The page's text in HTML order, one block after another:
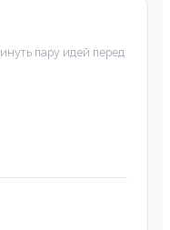
пару идей перед